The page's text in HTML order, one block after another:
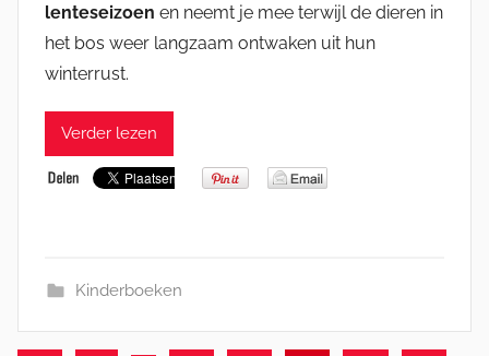
lenteseizoen en neemt je mee terwijl de dieren in
het bos weer langzaam ontwaken uit hun
winterrust.
Verder lezen
Kinderboeken